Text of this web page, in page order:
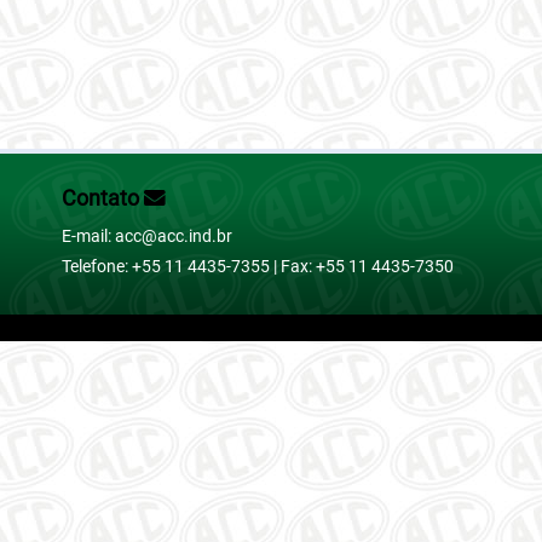
Contato
E-mail: acc@acc.ind.br
Telefone: +55 11 4435-7355 | Fax: +55 11 4435-7350